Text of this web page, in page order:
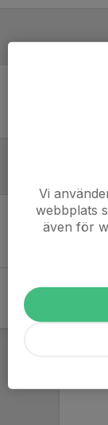
Vi
webbplats
även för